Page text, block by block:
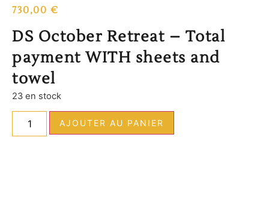
730,00 €
DS October Retreat – Total
payment WITH sheets and
towel
23 en stock
AJOUTER AU PANIER